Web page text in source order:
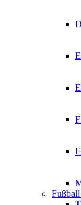
Fußball